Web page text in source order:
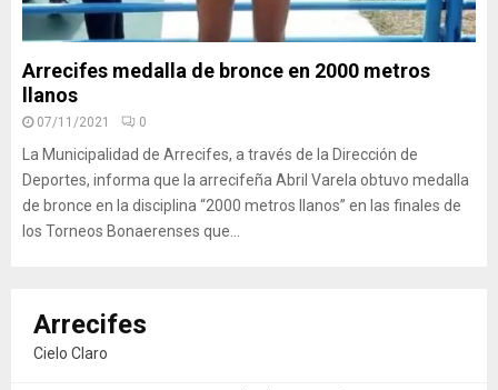
Arrecifes medalla de bronce en 2000 metros
llanos
07/11/2021 0
La Municipalidad de Arrecifes, a través de la Dirección de
Deportes, informa que la arrecifeña Abril Varela obtuvo medalla
de bronce en la disciplina “2000 metros llanos” en las finales de
los Torneos Bonaerenses que...
Arrecifes
Cielo Claro